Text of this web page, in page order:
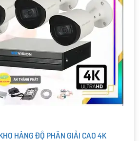
HÀNG ĐỘ PHÂN GIẢI CAO 4K